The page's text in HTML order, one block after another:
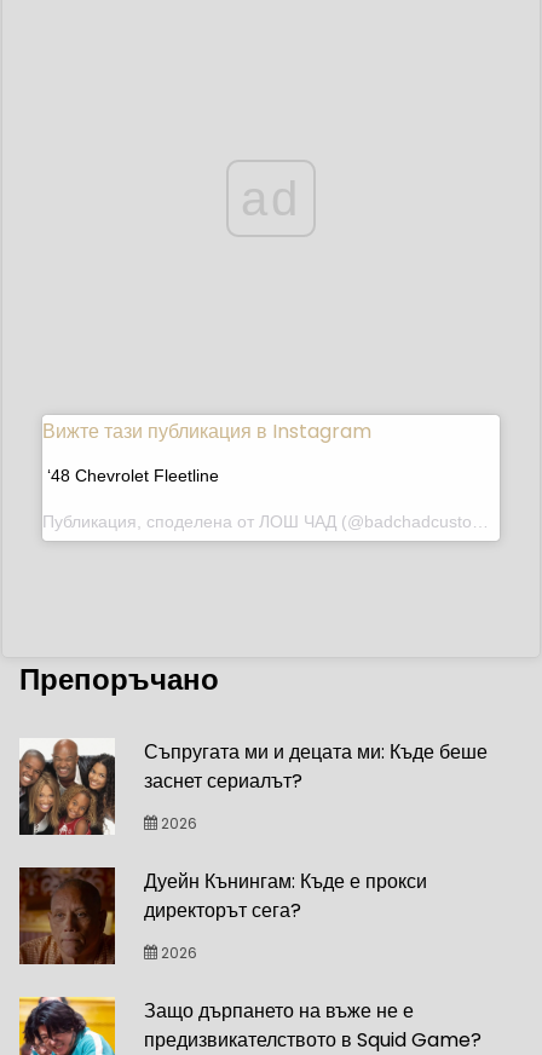
ad
Вижте тази публикация в Instagram
‘48 Chevrolet Fleetline
Публикация, споделена от ЛОШ ЧАД (@badchadcustoms) на 21 юли 2020 г. в 13:05 ч. PDT
Препоръчано
Съпругата ми и децата ми: Къде беше
заснет сериалът?
2026
Дуейн Кънингам: Къде е прокси
директорът сега?
2026
Защо дърпането на въже не е
предизвикателството в Squid Game?